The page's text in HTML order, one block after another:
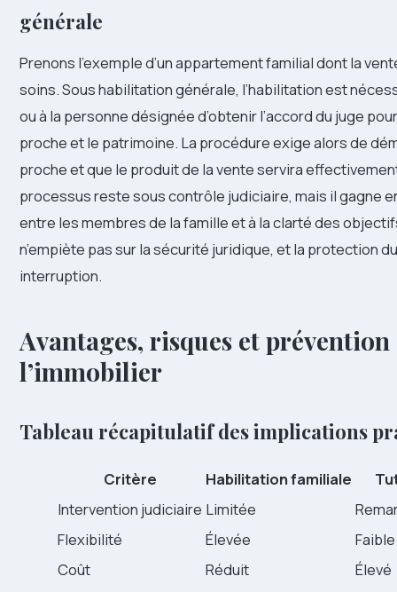
générale
Prenons l’exemple d’un appartement familial dont la
soins. Sous habilitation générale, l’habilitation est
ou à la personne désignée d’obtenir l’accord du juge
proche et le patrimoine. La procédure exige alors de
proche et que le produit de la vente servira
processus reste sous contrôle judiciaire, mais il gagne
entre les membres de la famille et à la clarté des
n’empiète pas sur la sécurité juridique, et la protection
interruption.
Avantages, risques et
l’immobilier
Tableau récapitulatif des implications
Critère Habilitation familiale
Intervention judiciaire Limitée
Flexibilité
Élevée
Faible
Coût
Réduit Élevé